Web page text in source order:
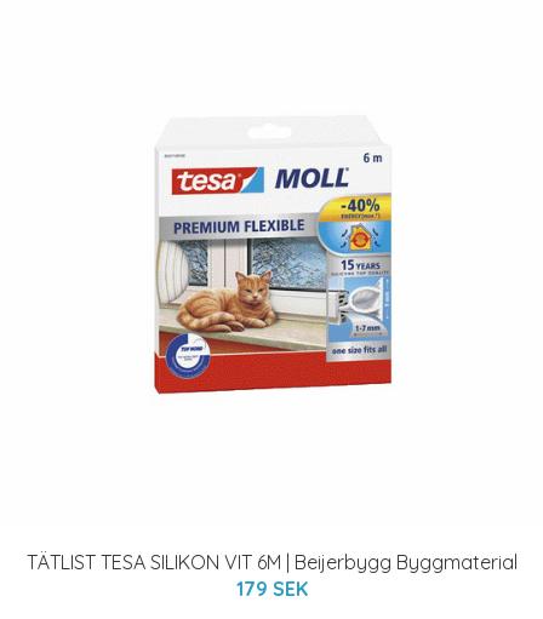
TÄTLIST TESA SILIKON VIT 6M | Beijerbygg Byggmaterial
179 SEK